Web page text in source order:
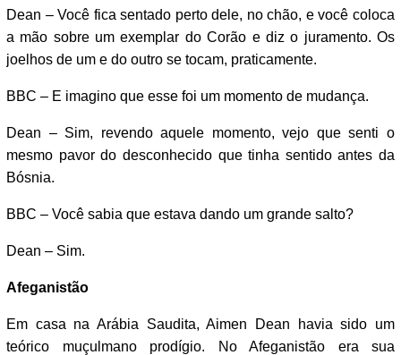
Dean – Você fica sentado perto dele, no chão, e você coloca
a mão sobre um exemplar do Corão e diz o juramento. Os
joelhos de um e do outro se tocam, praticamente.
BBC – E imagino que esse foi um momento de mudança.
Dean – Sim, revendo aquele momento, vejo que senti o
mesmo pavor do desconhecido que tinha sentido antes da
Bósnia.
BBC – Você sabia que estava dando um grande salto?
Dean – Sim.
Afeganistão
Em casa na Arábia Saudita, Aimen Dean havia sido um
teórico muçulmano prodígio. No Afeganistão era sua